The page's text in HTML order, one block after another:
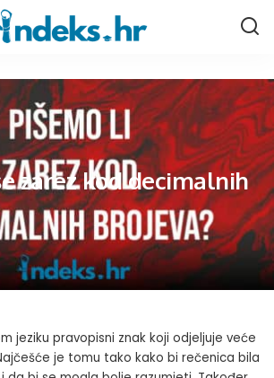
zarez kod decimalnih
jeziku pravopisni znak koji odjeljuje veće
je tomu tako kako bi rečenica bila